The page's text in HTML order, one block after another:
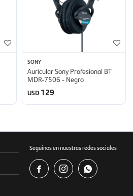
SONY
Auricular Sony Profesional BT
MDR-7506 - Negro
USD 129
Seguinos en nuestras redes sociales
  